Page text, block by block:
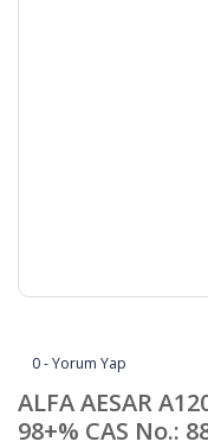
0 - Yorum Yap
ALFA AESAR
98+% CAS No.: